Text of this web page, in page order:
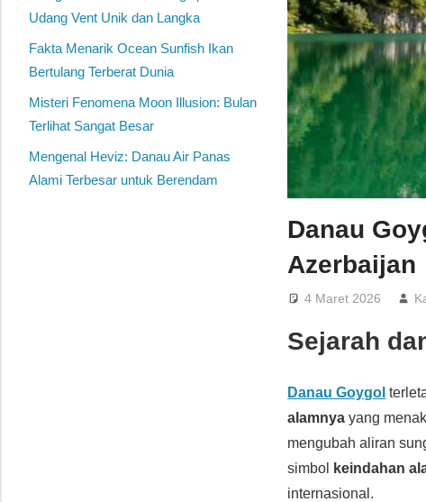
Danau
Azerbaijan
4 Maret 2026
Sejarah
Danau Goygol
alamnya yang
mengubah aliran
simbol
keindahan
internasional.
Udang Vent Unik dan Langka
Fakta Menarik Ocean Sunfish Ikan
Bertulang Terberat Dunia
Misteri Fenomena Moon Illusion: Bulan
Terlihat Sangat Besar
Mengenal Heviz: Danau Air Panas
Alami Terbesar untuk Berendam